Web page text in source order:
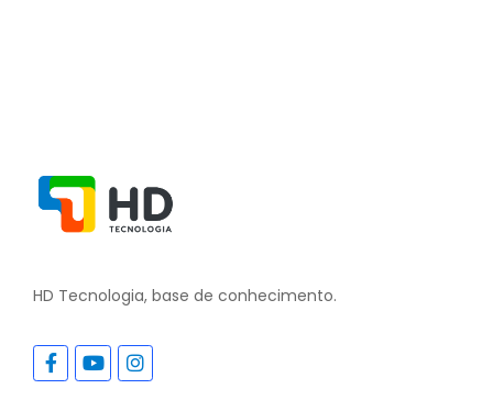
HD Tecnologia, base de conhecimento.